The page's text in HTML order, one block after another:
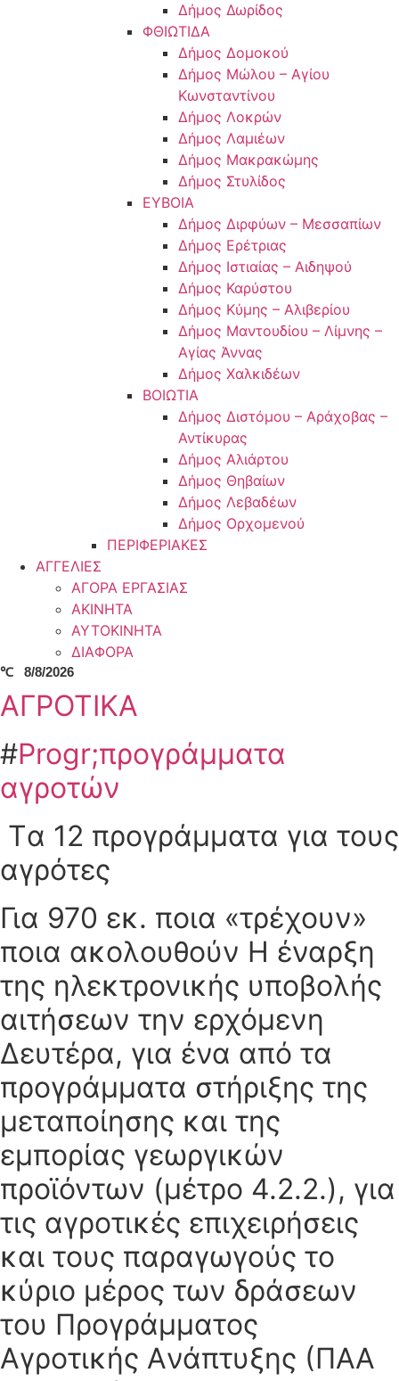
Δήμος Δωρίδος
ΦΘΙΩΤΙΔΑ
Δήμος Δομοκού
Δήμος Μώλου – Αγίου
Κωνσταντίνου
Δήμος Λοκρών
Δήμος Λαμιέων
Δήμος Μακρακώμης
Δήμος Στυλίδος
ΕΥΒΟΙΑ
Δήμος Διρφύων – Μεσσαπίων
Δήμος Ερέτριας
Δήμος Ιστιαίας – Αιδηψού
Δήμος Καρύστου
Δήμος Κύμης – Αλιβερίου
Δήμος Μαντουδίου – Λίμνης –
Αγίας Άννας
Δήμος Χαλκιδέων
ΒΟΙΩΤΙΑ
Δήμος Διστόμου – Αράχοβας –
Αντίκυρας
Δήμος Αλιάρτου
Δήμος Θηβαίων
Δήμος Λεβαδέων
Δήμος Ορχομενού
ΠΕΡΙΦΕΡΙΑΚΕΣ
ΑΓΓΕΛΙΕΣ
ΑΓΟΡΑ ΕΡΓΑΣΙΑΣ
ΑΚΙΝΗΤΑ
ΑΥΤΟΚΙΝΗΤΑ
ΔΙΑΦΟΡΑ
℃ 8/8/2026
ΑΓΡΟΤΙΚΑ
#Progr;προγράμματα
αγροτών
Tα 12 προγράμματα για τους
αγρότες
Για 970 εκ. ποια «τρέχουν»
ποια ακολουθούν H έναρξη
της ηλεκτρονικής υποβολής
αιτήσεων την ερχόμενη
Δευτέρα, για ένα από τα
προγράμματα στήριξης της
μεταποίησης και της
εμπορίας γεωργικών
προϊόντων (μέτρο 4.2.2.), για
τις αγροτικές επιχειρήσεις
και τους παραγωγούς το
κύριο μέρος των δράσεων
του Προγράμματος
Aγροτικής Aνάπτυξης (ΠAA